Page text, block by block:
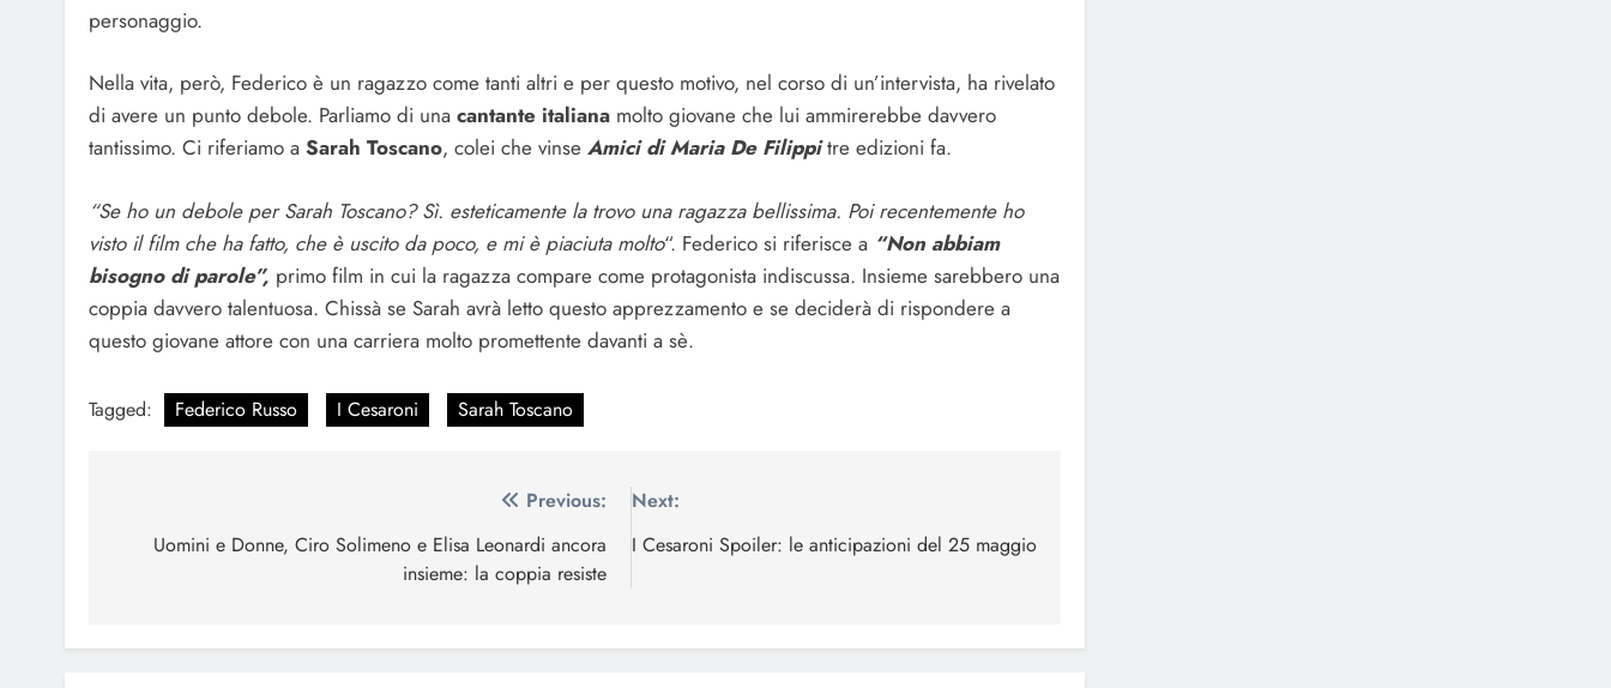
personaggio.
Nella vita, però, Federico è un ragazzo come tanti altri e per questo motivo, nel corso di un’intervista, ha rivelato
di avere un punto debole. Parliamo di una cantante italiana molto giovane che lui ammirerebbe davvero
tantissimo. Ci riferiamo a Sarah Toscano, colei che vinse Amici di Maria De Filippitre edizioni fa.
“Se ho un debole per Sarah Toscano? Sì. esteticamente la trovo una ragazza bellissima. Poi recentemente ho
visto il film che ha fatto, che è uscito da poco, e mi è piaciuta molto“. Federico si riferisce a “Non abbiam
bisogno di parole”, primo film in cui la ragazza compare come protagonista indiscussa. Insieme sarebbero una
coppia davvero talentuosa. Chissà se Sarah avrà letto questo apprezzamento e se deciderà di rispondere a
questo giovane attore con una carriera molto promettente davanti a sè.
Tagged: Federico Russo I Cesaroni Sarah Toscano
articoli
Previous:
Uomini e Donne, Ciro Solimeno e Elisa Leonardi ancora
insieme: la coppia resiste
Next:
I Cesaroni Spoiler: le anticipazioni del 25 maggio